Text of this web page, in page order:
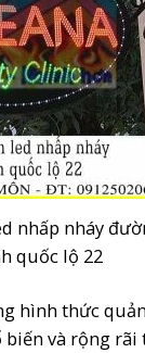
nhấp nháy
quốc lộ 22
hình thức
biến và rộng